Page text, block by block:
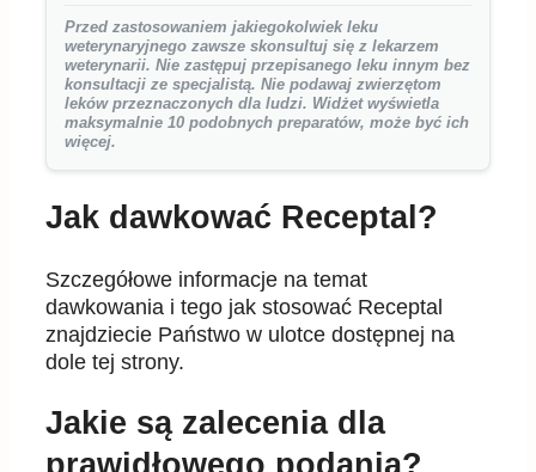
Przed zastosowaniem jakiegokolwiek leku
weterynaryjnego zawsze skonsultuj się z lekarzem
weterynarii. Nie zastępuj przepisanego leku innym bez
konsultacji ze specjalistą. Nie podawaj zwierzętom
leków przeznaczonych dla ludzi. Widżet wyświetla
maksymalnie 10 podobnych preparatów, może być ich
więcej.
Jak dawkować Receptal?
Szczegółowe informacje na temat
dawkowania i tego jak stosować Receptal
znajdziecie Państwo w ulotce dostępnej na
dole tej strony.
Jakie są zalecenia dla